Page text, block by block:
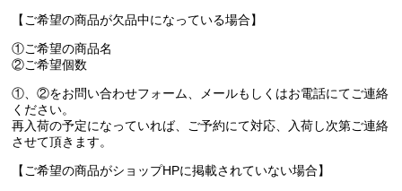
【ご希望の商品が欠品中になっている場合】
①ご希望の商品名
②ご希望個数
①、②をお問い合わせフォーム、メールもしくはお電話にてご連絡
ください。
再入荷の予定になっていれば、ご予約にて対応、入荷し次第ご連絡
させて頂きます。
【ご希望の商品がショップHPに掲載されていない場合】